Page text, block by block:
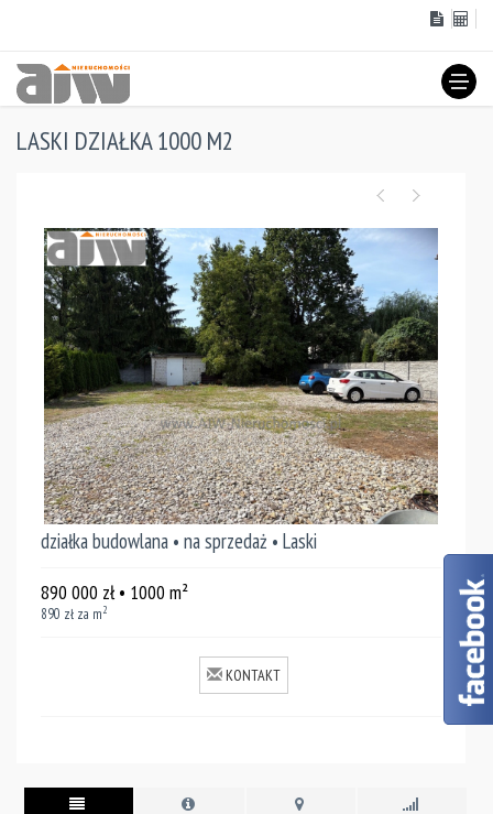
LASKI DZIAŁKA 1000 M2
działka budowlana • na sprzedaż • Laski
890 000 zł• 1000 m²
890 zł za m2
KONTAKT